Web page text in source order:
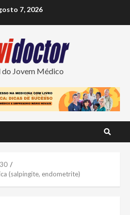
7, 2026
Jovem Médico
30
(salpingite, endometrite)